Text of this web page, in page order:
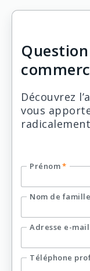
Découvrez
vous
Prénom*
Nom de famille
Adresse e-mail
Téléphone